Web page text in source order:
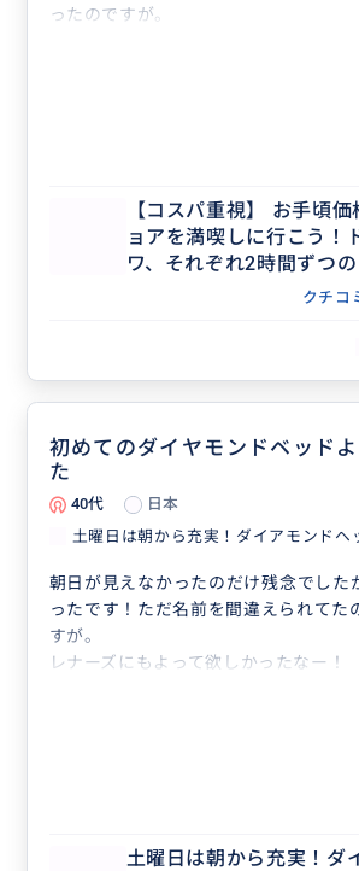
ったのですが。
【コスパ重視】 お手頃
ョアを満喫しに行こう！
ワ、それぞれ2時間ずつ
ール＆ハレイワ シャトル
クチコ
初めてのダイヤモンドベッド
た
40代 日本
土曜日は朝から充実！ダイアモンドヘ
朝日が見えなかったのだけ残念でした
ったです！ただ名前を間違えられてた
すが。
レナーズにもよって欲しかったなー！
土曜日は朝から充実！ダ